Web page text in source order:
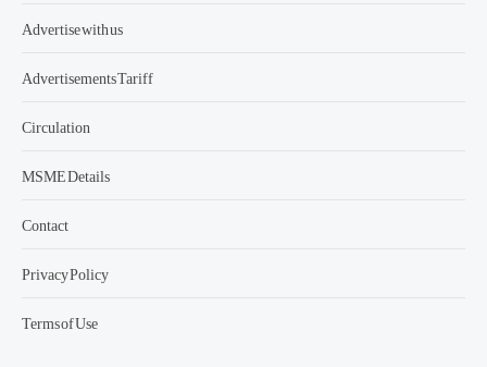
Advertise with us
Advertisements Tariff
Circulation
MSME Details
Contact
Privacy Policy
Terms of Use